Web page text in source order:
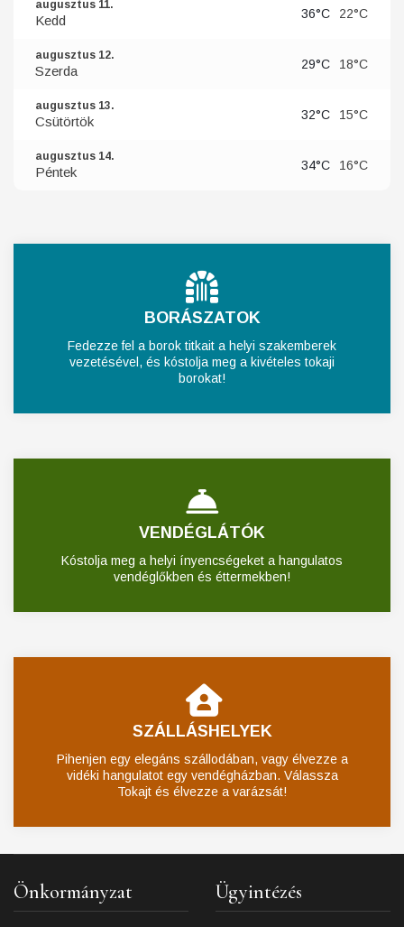
augusztus 11.
Kedd 36°C 22°C
augusztus 12.
Szerda 29°C 18°C
augusztus 13.
Csütörtök 32°C 15°C
augusztus 14.
Péntek 34°C 16°C
BORÁSZATOK
Fedezze fel a borok titkait a helyi szakemberek
vezetésével, és kóstolja meg a kivételes tokaji
borokat!
VENDÉGLÁTÓK
Kóstolja meg a helyi ínyencségeket a hangulatos
vendéglőkben és éttermekben!
SZÁLLÁSHELYEK
Pihenjen egy elegáns szállodában, vagy élvezze a
vidéki hangulatot egy vendégházban. Válassza
Tokajt és élvezze a varázsát!
Önkormányzat Ügyintézés